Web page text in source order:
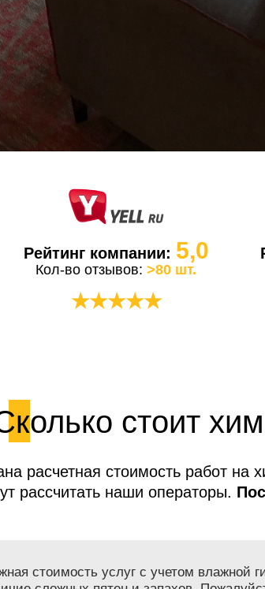
Рейтинг компании: 5,0
Кол-во отзывов: >80 шт.
★★★★★
стоит
расчетная стоимость работ на
рассчитать наши операторы.
стоимость услуг с учетом влажной